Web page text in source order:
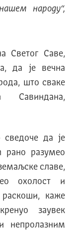
народу“,
Светог Саве,
да је вечна
што сваке
Савиндана,
сведоче да је
рано разумео
славе,
охолост и
раскоши, каже
заувек
непролазним